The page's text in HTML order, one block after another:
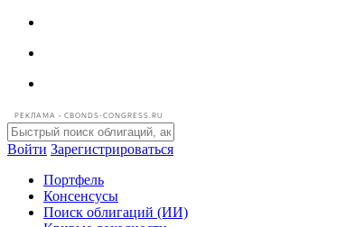
РЕКЛАМА • CBONDS-CONGRESS.RU
Войти Зарегистрироваться